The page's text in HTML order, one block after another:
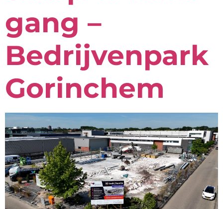
gang –
Bedrijvenpark
Gorinchem